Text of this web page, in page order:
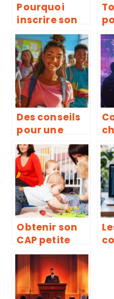
Pourquoi
inscrire son
enfant dans
une creche
sensorielle ?
Des conseils
pour une
rentrée pleine
d’énergie
n
Obtenir son
CAP petite
enfance
grâce à la
validation
des acquis